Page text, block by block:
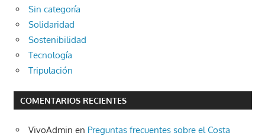
Sin categoría
Solidaridad
Sostenibilidad
Tecnología
Tripulación
COMENTARIOS RECIENTES
VivoAdmin en Preguntas frecuentes sobre el Costa